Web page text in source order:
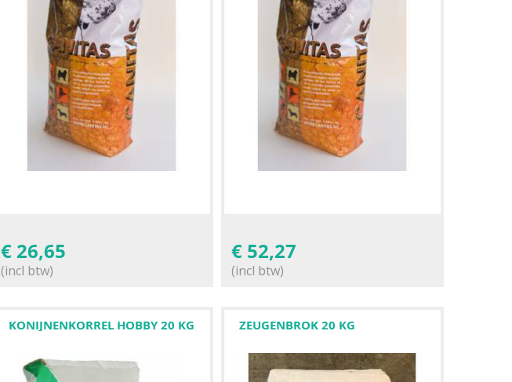
€ 26,65
(incl btw)
€ 52,27
(incl btw)
KONIJNENKORREL HOBBY 20 KG ZEUGENBROK 20 KG